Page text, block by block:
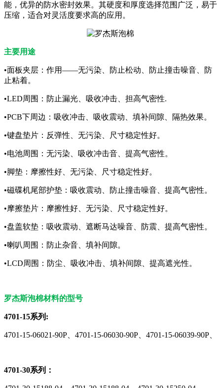
能，优异的防水密封效果。其硬度和厚度选择范围广泛，易于
压缩，适合对灵活度要求高的应用。
主要用途
•面板夹层：作用——无污染、防止松动、防止撞击噪音、防
止粘着。
•LED周围：防止漏光、吸收冲击、担高气密性.
•PCB下周边：吸收冲击、吸收震动、填补间隙、隔热效果。
•键盘垫片：反弹性、无污染、尺寸稳定性好。
•电池周围：无污染、吸收冲击音、提高气密性。
•脚垫：摩擦性好、无污染、尺寸稳定性好。
•磁碟机尾部护垫：吸收震动、防止撞击噪音、提高气密性。
•摩擦垫片：摩擦性好、无污染、尺寸稳定性好。
•盘盖软垫：吸收震动、遮断马达噪音、防震、提高气密性。
•喇叭周围：防止杂音、填补间隙。
•LCD周围：防尘、吸收冲击、填补间隙、提高遮光性。
罗杰斯泡棉材料的型号
4701-15系列:
4701-15-06021-90P、4701-15-06030-90P、4701-15-06039-90P、
4701-30系列：